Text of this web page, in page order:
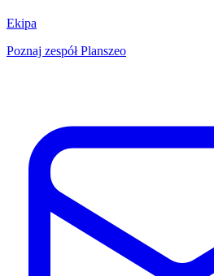
Ekipa
Poznaj zespół Planszeo